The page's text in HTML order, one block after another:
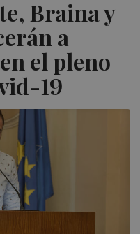
Braina y
a
el pleno
19